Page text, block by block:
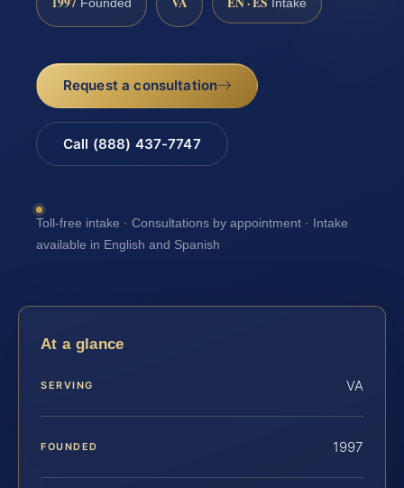
Founded Intake
Request a consultation
Call (888) 437-7747
Toll-free intake · Consultations by appointment · Intake
available in English and Spanish
At a glance
SERVING VA
FOUNDED 1997